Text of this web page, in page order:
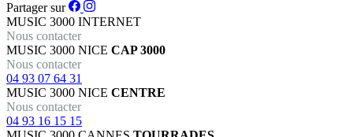
Partager sur
MUSIC 3000 INTERNET
Nous contacter
MUSIC 3000 NICE CAP 3000
Nous contacter
04 93 07 64 31
MUSIC 3000 NICE CENTRE
Nous contacter
04 93 16 15 15